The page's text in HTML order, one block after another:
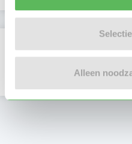
Alleen
Er zijn nog geen